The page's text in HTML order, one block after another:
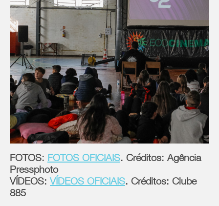
FOTOS: FOTOS OFICIAIS. Créditos: Agência
Pressphoto
VÍDEOS: VÍDEOS OFICIAIS. Créditos: Clube
885